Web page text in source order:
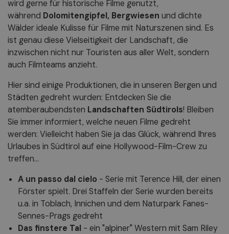
wird gerne für historische Filme genutzt,
während Dolomitengipfel, Bergwiesen und dichte
Wälder ideale Kulisse für Filme mit Naturszenen sind. Es
ist genau diese Vielseitigkeit der Landschaft, die
inzwischen nicht nur Touristen aus aller Welt, sondern
auch Filmteams anzieht.
Hier sind einige Produktionen, die in unseren Bergen und
Städten gedreht wurden: Entdecken Sie die
atemberaubendsten Landschaften Südtirols! Bleiben
Sie immer informiert, welche neuen Filme gedreht
werden: Vielleicht haben Sie ja das Glück, während Ihres
Urlaubes in Südtirol auf eine Hollywood-Film-Crew zu
treffen...
A un passo dal cielo - Serie mit Terence Hill, der einen
Förster spielt. Drei Staffeln der Serie wurden bereits
u.a. in Toblach, Innichen und dem Naturpark Fanes-
Sennes-Prags gedreht
Das finstere Tal - ein "alpiner" Western mit Sam Riley